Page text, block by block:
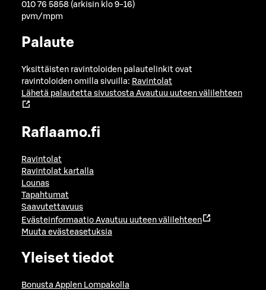
010 76 5858 (arkisin klo 9-16)
pvm/mpm
Palaute
Yksittäisten ravintoloiden palautelinkit ovat
ravintoloiden omilla sivuilla: Ravintolat
Lähetä palautetta sivustosta Avautuu uuteen välilehteen
Raflaamo.fi
Ravintolat
Ravintolat kartalla
Lounas
Tapahtumat
Saavutettavuus
Evästeinformaatio Avautuu uuteen välilehteen
Muuta evästeasetuksia
Yleiset tiedot
Bonusta Applen Lompakolla